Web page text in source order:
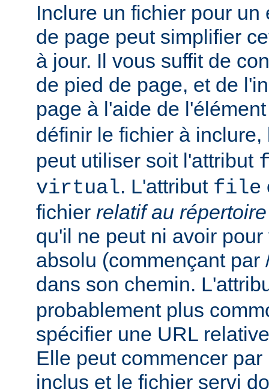
Inclure un fichier pour
de page peut simplifier
à jour. Il vous suffit de
de pied de page, et de
page à l'aide de
définir le fichier à
peut utiliser soit l'attribut
virtual. L'attribut file
fichier relatif au
qu'il ne peut ni avoir
absolu (commençant par
dans son chemin.
probablement plus
spécifier une URL
Elle peut commencer
inclus et le fichier servi